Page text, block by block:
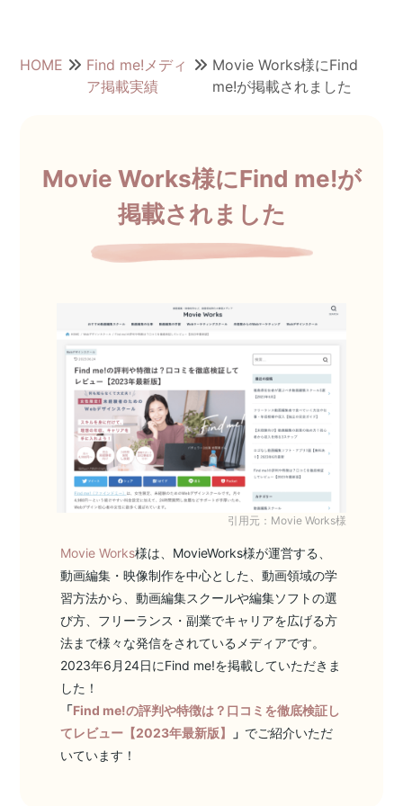
HOME
Find me!メディ
ア掲載実績
Movie Works様にFind
me!が掲載されました
Movie Works様にFind me!が
掲載されました
引用元：Movie Works様
Movie Works様は、MovieWorks様が運営する、
動画編集・映像制作を中心とした、動画領域の学
習方法から、動画編集スクールや編集ソフトの選
び方、フリーランス・副業でキャリアを広げる方
法まで様々な発信をされているメディアです。
2023年6月24日にFind me!を掲載していただきま
した！
「Find me!の評判や特徴は？口コミを徹底検証し
てレビュー【2023年最新版】
」 でご紹介いただ
いています！